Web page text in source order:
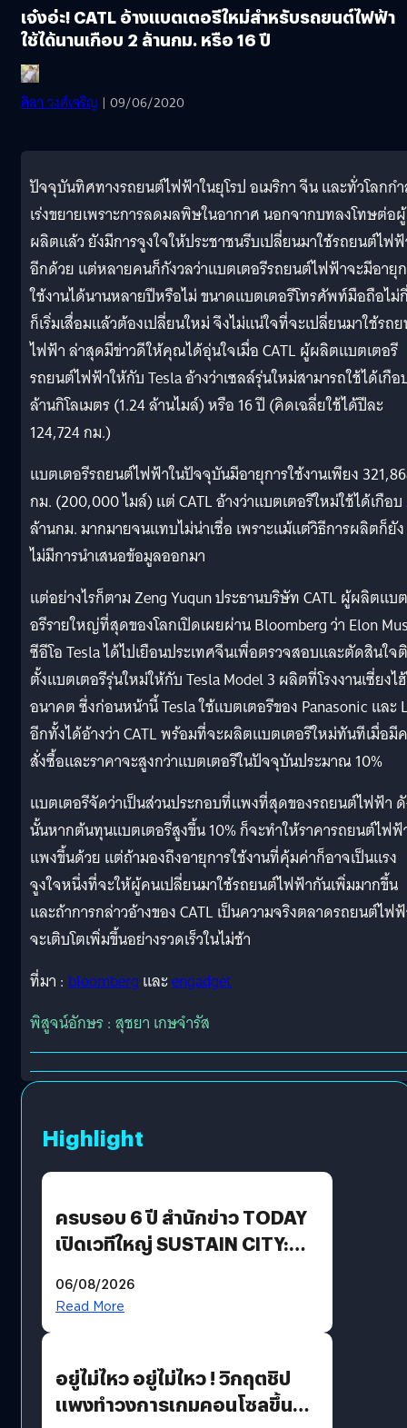
เจ๋งอ่ะ! CATL อ้างแบตเตอรีใหม่สำหรับรถยนต์ไฟฟ้า
ใช้ได้นานเกือบ 2 ล้านกม. หรือ 16 ปี
ศิลา วงศ์เจริญ | 09/06/2020
ปัจจุบันทิศทางรถยนต์ไฟฟ้าในยุโรป อเมริกา จีน และทั่วโลกก
เร่งขยายเพราะการลดมลพิษในอากาศ นอกจากบทลงโทษต่อผู้
ผลิตแล้ว ยังมีการจูงใจให้ประชาชนรีบเปลี่ยนมาใช้รถยนต์ไฟ
อีกด้วย แต่หลายคนก็กังวลว่าแบตเตอรีรถยนต์ไฟฟ้าจะมีอายุ
ใช้งานได้นานหลายปีหรือไม่ ขนาดแบตเตอรีโทรศัพท์มือถือไม่
ก็เริ่มเสื่อมแล้วต้องเปลี่ยนใหม่ จึงไม่แน่ใจที่จะเปลี่ยนมาใช้รถ
ไฟฟ้า ล่าสุดมีข่าวดีให้คุณได้อุ่นใจเมื่อ CATL ผู้ผลิตแบตเตอรี
รถยนต์ไฟฟ้าให้กับ Tesla อ้างว่าเซลล์รุ่นใหม่สามารถใช้ได้เกือ
ล้านกิโลเมตร (1.24 ล้านไมล์) หรือ 16 ปี (คิดเฉลี่ยใช้ได้ปีละ
124,724 กม.)
แบตเตอรีรถยนต์ไฟฟ้าในปัจจุบันมีอายุการใช้งานเพียง
กม. (200,000 ไมล์) แต่ CATL อ้างว่าแบตเตอรีใหม่ใช้ได้เกือบ
ล้านกม. มากมายจนแทบไม่น่าเชื่อ เพราะแม้แต่วิธีการผลิตก็ยัง
ไม่มีการนำเสนอข้อมูลออกมา
แต่อย่างไรก็ตาม Zeng Yuqun ประธานบริษัท CATL ผู้ผลิตแบ
อรีรายใหญ่ที่สุดของโลกเปิดเผยผ่าน Bloomberg ว่า Elon
ซีอีโอ Tesla ได้ไปเยือนประเทศจีนเพื่อตรวจสอบและตัดสินใจ
ตั้งแบตเตอรีรุ่นใหม่ให้กับ Tesla Model 3 ผลิตที่โรงงานเซี่ยงไ
อนาคต ซึ่งก่อนหน้านี้ Tesla ใช้แบตเตอรีของ Panasonic และ
อีกทั้งได้อ้างว่า CATL พร้อมที่จะผลิตแบตเตอรีใหม่ทันทีเมื่อมี
สั่งซื้อและราคาจะสูงกว่าแบตเตอรีในปัจจุบันประมาณ 10%
แบตเตอรีจัดว่าเป็นส่วนประกอบที่แพงที่สุดของรถยนต์ไฟฟ้า
นั้นหากต้นทุนแบตเตอรีสูงขึ้น 10% ก็จะทำให้ราคารถยนต์ไฟฟ้
แพงขึ้นด้วย แต่ถ้ามองถึงอายุการใช้งานที่คุ้มค่าก็อาจเป็นแรง
จูงใจหนึ่งที่จะให้ผู้คนเปลี่ยนมาใช้รถยนต์ไฟฟ้ากันเพิ่มมากขึ้น
และถ้าการกล่าวอ้างของ CATL เป็นความจริงตลาดรถยนต์ไฟ
จะเติบโตเพิ่มขึ้นอย่างรวดเร็วในไม่ช้า
ที่มา : bloomberg และengadget
พิสูจน์อักษร : สุชยา เกษจำรัส
Highlight
ครบรอบ 6 ปี สำนักข่าว TODAY
เปิดเวทีใหญ่ SUSTAIN CITY:
แนวทางปรับตัวสู่เศรษฐกิจสี
06/08/2026
Read More
อยู่ไม่ไหว อยู่ไม่ไหว ! วิกฤตชิป
แพงทำวงการเกมคอนโซลขึ้น